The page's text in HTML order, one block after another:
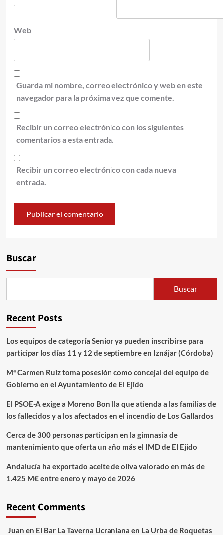
Web
Guarda mi nombre, correo electrónico y web en este
navegador para la próxima vez que comente.
Recibir un correo electrónico con los siguientes
comentarios a esta entrada.
Recibir un correo electrónico con cada nueva
entrada.
Buscar
Buscar
Recent Posts
Los equipos de categoría Senior ya pueden inscribirse para
participar los días 11 y 12 de septiembre en Iznájar (Córdoba)
Mª Carmen Ruiz toma posesión como concejal del equipo de
Gobierno en el Ayuntamiento de El Ejido
El PSOE-A exige a Moreno Bonilla que atienda a las familias de
los fallecidos y a los afectados en el incendio de Los Gallardos
Cerca de 300 personas participan en la gimnasia de
mantenimiento que oferta un año más el IMD de El Ejido
Andalucía ha exportado aceite de oliva valorado en más de
1.425 M€ entre enero y mayo de 2026
Recent Comments
Juan en El Bar La Taverna Ucraniana en La Urba de Roquetas